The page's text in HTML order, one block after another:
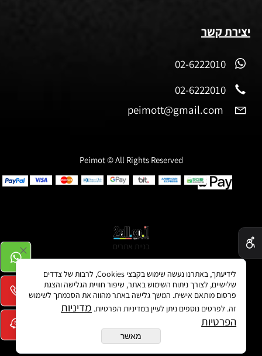
שיעורי כלי הקשה
סדנאות תיפוף
צוות המורים
יצירת קשר
peimott@gmail.com
Peimot © All Rights Reserved
בניית אתרים
לידיעתך, באתרנו נעשה שימוש בקבצי Cookies, לרבות של צדדים
שלישיים, לצורך ניתוח השימוש באתר, שיפור חוויית הגלישה והצגת
פרסום מותאם אישית. המשך גלישה באתר מהווה את הסכמתך לשימוש
זה. לפרטים נוספים ניתן לעיין במדיניות הפרטיות. מדיניות
הפרטיות
מאשר